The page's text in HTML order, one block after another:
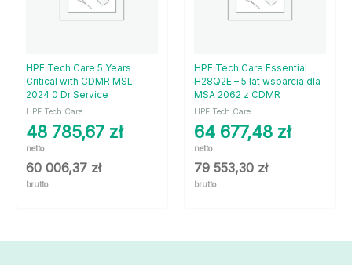
HPE Tech Care 5 Years
Critical with CDMR MSL
2024 0 Dr Service
HPE Tech Care
48 785,67 zł
netto
60 006,37 zł
brutto
HPE Tech Care Essential
H28Q2E – 5 lat wsparcia dla
MSA 2062 z CDMR
HPE Tech Care
64 677,48 zł
netto
79 553,30 zł
brutto